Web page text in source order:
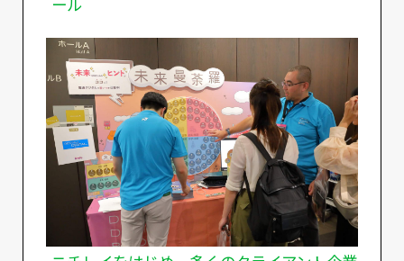
ール